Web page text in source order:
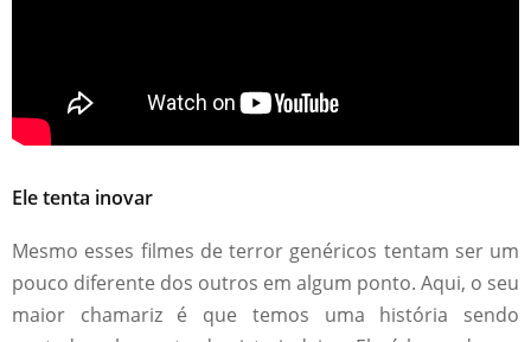
Ele tenta inovar
Mesmo esses filmes de terror genéricos tentam ser um
pouco diferente dos outros em algum ponto. Aqui, o seu
maior chamariz é que temos uma história sendo